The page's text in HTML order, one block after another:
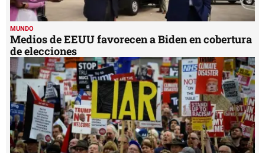
MUNDO
Medios de EEUU favorecen a Biden en cobertura
de elecciones